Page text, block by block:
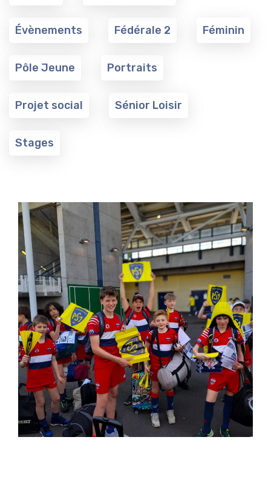
Évènements Fédérale 2 Féminin
Pôle Jeune Portraits
Projet social Sénior Loisir
Stages